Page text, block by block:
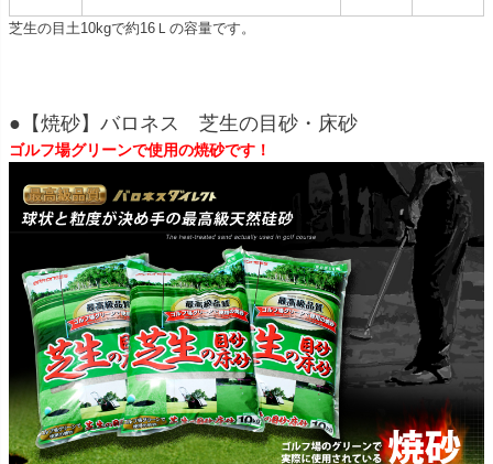
芝生の目土10kgで約16Ｌの容量です。
●【焼砂】バロネス 芝生の目砂・床砂
ゴルフ場グリーンで使用の焼砂です！